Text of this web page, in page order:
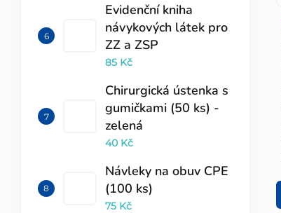
Evidenční kniha
návykových látek pro
ZZ a ZSP
85 Kč
Chirurgická ústenka s
gumičkami (50 ks) -
zelená
40 Kč
Návleky na obuv CPE
(100 ks)
75 Kč